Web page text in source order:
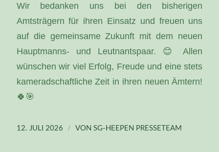
Wir bedanken uns bei den bisherigen
Amtsträgern für ihren Einsatz und freuen uns
auf die gemeinsame Zukunft mit dem neuen
Hauptmanns- und Leutnantspaar. 😊 Allen
wünschen wir viel Erfolg, Freude und eine stets
kameradschaftliche Zeit in ihren neuen Ämtern!
🍀🎯
12. JULI 2026 / VON SG-HEEPEN PRESSETEAM